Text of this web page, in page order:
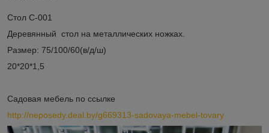
Стол С-001
Деревянный стол на металлических ножках.
Размер: 75/100/60(в/д/ш)
20*20*1,5
Садовая мебель по ссылке
http://neposedy.deal.by/g669313-sadovaya-mebel-tovary